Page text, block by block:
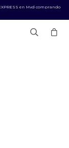
en Mvd comprando